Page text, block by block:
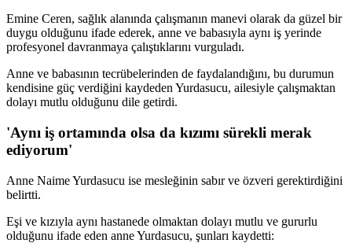
Emine Ceren, sağlık alanında çalışmanın manevi olarak da güzel bir
duygu olduğunu ifade ederek, anne ve babasıyla aynı iş yerinde
profesyonel davranmaya çalıştıklarını vurguladı.
Anne ve babasının tecrübelerinden de faydalandığını, bu durumun
kendisine güç verdiğini kaydeden Yurdasucu, ailesiyle çalışmaktan
dolayı mutlu olduğunu dile getirdi.
'Aynı iş ortamında olsa da kızımı sürekli merak
ediyorum'
Anne Naime Yurdasucu ise mesleğinin sabır ve özveri gerektirdiğini
belirtti.
Eşi ve kızıyla aynı hastanede olmaktan dolayı mutlu ve gururlu
olduğunu ifade eden anne Yurdasucu, şunları kaydetti: